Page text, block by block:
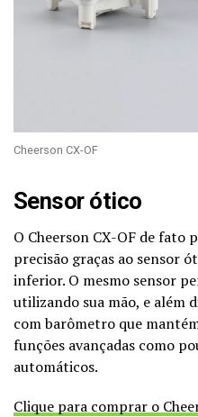
Cheerson CX-OF
Sensor ótico
O Cheerson CX-OF de fato
precisão graças ao sensor
inferior. O mesmo sensor
utilizando sua mão, e além
com barômetro que
funções avançadas como
automáticos.
Clique para comprar o